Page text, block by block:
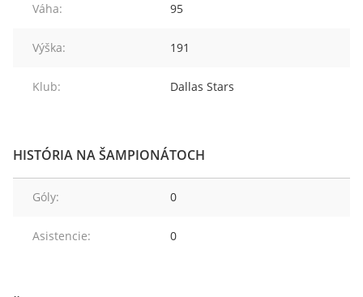
Váha: 95
Výška: 191
Klub: Dallas Stars
HISTÓRIA NA ŠAMPIONÁTOCH
Góly: 0
Asistencie: 0